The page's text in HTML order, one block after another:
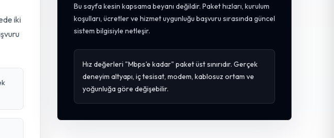
iki
Bu sayfa kesin kapsama beyanı değildir. Paket hızları, kurulum
koşulları, ücretler ve hizmet uygunluğu başvuru sırasında güncel
sistem bilgisiyle netleşir.
Hız değerleri "Mbps'e kadar" paket üst sınırıdır. Gerçek
deneyim altyapı, iç tesisat, modem, kablosuz ortam ve
yoğunluğa göre değişebilir.